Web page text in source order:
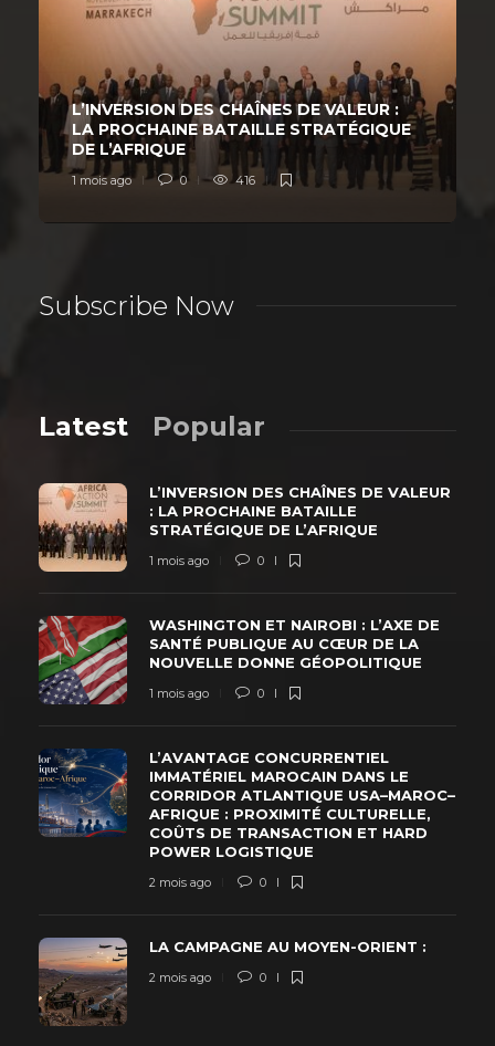
L’INVERSION DES CHAÎNES DE VALEUR :
LA PROCHAINE BATAILLE STRATÉGIQUE
DE L’AFRIQUE
1 mois ago 0 416
Subscribe Now
Latest Popular
L’INVERSION DES CHAÎNES DE VALEUR
: LA PROCHAINE BATAILLE
STRATÉGIQUE DE L’AFRIQUE
1 mois ago 0
WASHINGTON ET NAIROBI : L’AXE DE
SANTÉ PUBLIQUE AU CŒUR DE LA
NOUVELLE DONNE GÉOPOLITIQUE
1 mois ago 0
L’AVANTAGE CONCURRENTIEL
IMMATÉRIEL MAROCAIN DANS LE
CORRIDOR ATLANTIQUE USA–MAROC–
AFRIQUE : PROXIMITÉ CULTURELLE,
COÛTS DE TRANSACTION ET HARD
POWER LOGISTIQUE
2 mois ago 0
LA CAMPAGNE AU MOYEN-ORIENT :
2 mois ago 0